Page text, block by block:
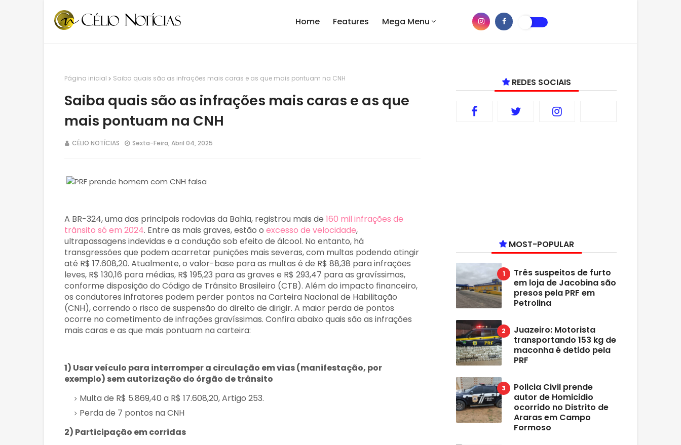
Home Features Mega Menu
Página inicial Saiba quais são as infrações mais caras e as que mais pontuam na CNH
Saiba quais são as infrações mais caras e as que
mais pontuam na CNH
CÉLIO NOTÍCIAS Sexta-Feira, Abril 04, 2025
A BR-324, uma das principais rodovias da Bahia, registrou mais de 160 mil infrações de
trânsito só em 2024. Entre as mais graves, estão o excesso de velocidade,
ultrapassagens indevidas e a condução sob efeito de álcool. No entanto, há
transgressões que podem acarretar punições mais severas, com multas podendo atingir
até R$ 17.608,20. Atualmente, o valor-base para as multas é de R$ 88,38 para infrações
leves, R$ 130,16 para médias, R$ 195,23 para as graves e R$ 293,47 para as gravíssimas,
conforme disposição do Código de Trânsito Brasileiro (CTB). Além do impacto financeiro,
os condutores infratores podem perder pontos na Carteira Nacional de Habilitação
(CNH), correndo o risco de suspensão do direito de dirigir. A maior perda de pontos
ocorre no cometimento de infrações gravíssimas. Confira abaixo quais são as infrações
mais caras e as que mais pontuam na carteira:
1) Usar veículo para interromper a circulação em vias (manifestação, por
exemplo) sem autorização do órgão de trânsito
Multa de R$ 5.869,40 a R$ 17.608,20, Artigo 253.
Perda de 7 pontos na CNH
2) Participação em corridas
REDES SOCIAIS
MOST-POPULAR
Três suspeitos de furto
em loja de Jacobina são
presos pela PRF em
Petrolina
Juazeiro: Motorista
transportando 153 kg de
maconha é detido pela
PRF
Policia Civil prende
autor de Homicidio
ocorrido no Distrito de
Araras em Campo
Formoso